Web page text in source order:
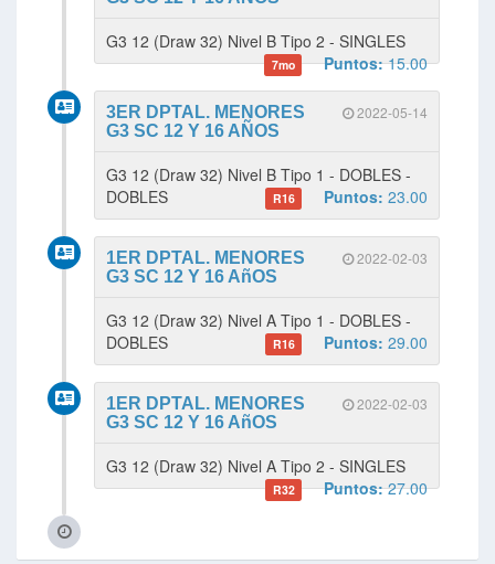
G3 12 (Draw 32) Nivel B Tipo 2 - SINGLES
7mo Puntos:15.00
2022-05-14
3ER DPTAL. MENORES
G3 SC 12 Y 16 AÑOS
G3 12 (Draw 32) Nivel B Tipo 1 - DOBLES -
DOBLES
R16 Puntos: 23.00
2022-02-03
1ER DPTAL. MENORES
G3 SC 12 Y 16 AñOS
G3 12 (Draw 32) Nivel A Tipo 1 - DOBLES -
DOBLES
R16 Puntos: 29.00
2022-02-03
1ER DPTAL. MENORES
G3 SC 12 Y 16 AñOS
G3 12 (Draw 32) Nivel A Tipo 2 - SINGLES
R32 Puntos:27.00